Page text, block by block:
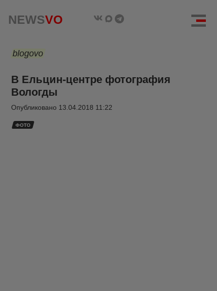
NEWSVO
blogovo
В Ельцин-центре фотография
Вологды
Опубликовано 13.04.2018 11:22
ФОТО